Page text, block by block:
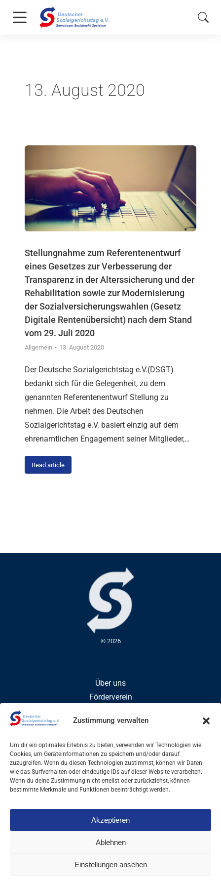
Zustimmung verwalten
Um dir ein optimales Erlebnis zu bieten, verwenden wir Technologien wie
Cookies, um Geräteinformationen zu speichern und/oder darauf
zuzugreifen. Wenn du diesen Technologien zustimmst, können wir Daten
wie das Surfverhalten oder eindeutige IDs auf dieser Website verarbeiten.
Wenn du deine Zustimmung nicht erteilst oder zurückziehst, können
bestimmte Merkmale und Funktionen beeinträchtigt werden.
Akzeptieren
Ablehnen
Einstellungen ansehen
13. August 2020
Stellungnahme zum Referentenentwurf
eines Gesetzes zur Verbesserung der
Transparenz in der Alterssicherung und der
Rehabilitation sowie zur Modernisierung
der Sozialversicherungswahlen (Gesetz
Digitale Rentenübersicht) nach dem Stand
vom 29. Juli 2020
Allgemein 13. August 2020
Der Deutsche Sozialgerichtstag e.V.(DSGT)
bedankt sich für die Gelegenheit, zu dem
genannten Referentenentwurf Stellung zu
nehmen. Die Arbeit des Deutschen
Sozialgerichtstag e.V. basiert einzig auf dem
ehrenamtlichen Engagement seiner Mitglieder,…
Read article
© 2026
Über uns
Förderverein
Veröffentlichungen
Veranstaltungen
Pressemitteilungen
Pressesprecherin
Impressum